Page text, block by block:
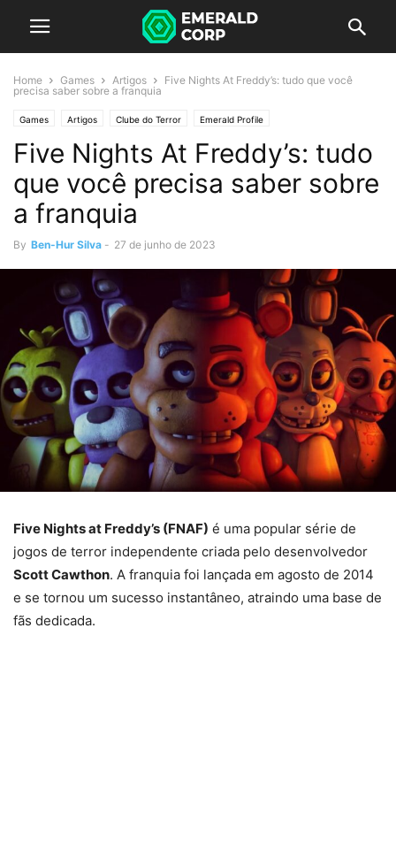
Home Games Artigos
Five Nights At Freddy’s: tudo que você
precisa saber sobre a franquia
Games Artigos Clube do Terror Emerald Profile
Five Nights At Freddy’s: tudo
que você precisa saber sobre
a franquia
By Ben-Hur Silva - 27 de junho de 2023
Five Nights at Freddy’s (FNAF) é uma popular série de
jogos de terror independente criada pelo desenvolvedor
Scott Cawthon. A franquia foi lançada em agosto de 2014
e se tornou um sucesso instantâneo, atraindo uma base de
fãs dedicada.